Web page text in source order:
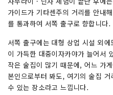
가이드가 기타센주의 거리를 안내
를 통과하여 서쪽 출구로 향합니다.
서쪽 출구에는 대형 상업 시설 외
이 가득한 대중이자카야가 늘어서
작은 술집이 많기 때문에, 어느 가
본인으로부터 봐도, 여기의 술집
수 있는 장소라고 느낍니다.